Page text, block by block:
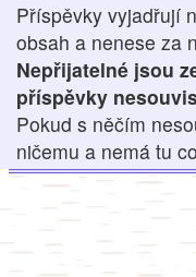
Příspěvky vyjadřují
obsah a nenese za
Nepřijatelné jsou
příspěvky
Pokud s něčím
ničemu a nemá tu